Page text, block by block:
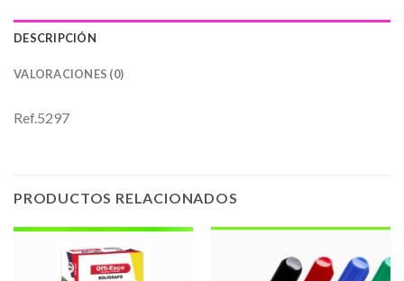
DESCRIPCIÓN
VALORACIONES (0)
Ref.5297
PRODUCTOS RELACIONADOS